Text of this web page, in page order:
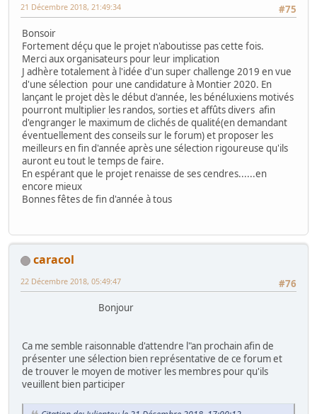
#75
21 Décembre 2018, 21:49:34
Bonsoir
Fortement déçu que le projet n'aboutisse pas cette fois.
Merci aux organisateurs pour leur implication
J adhère totalement à l'idée d'un super challenge 2019 en vue
d'une sélection pour une candidature à Montier 2020. En
lançant le projet dès le début d'année, les bénéluxiens motivés
pourront multiplier les randos, sorties et affûts divers afin
d'engranger le maximum de clichés de qualité(en demandant
éventuellement des conseils sur le forum) et proposer les
meilleurs en fin d'année après une sélection rigoureuse qu'ils
auront eu tout le temps de faire.
En espérant que le projet renaisse de ses cendres......en
encore mieux
Bonnes fêtes de fin d'année à tous
caracol
#76
22 Décembre 2018, 05:49:47
Bonjour
Ca me semble raisonnable d'attendre l"an prochain afin de
présenter une sélection bien représentative de ce forum et
de trouver le moyen de motiver les membres pour qu'ils
veuillent bien participer